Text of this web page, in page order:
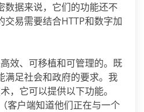
数据来说，它们的功能还不
易需要结合HTTP和数字加
效、可移植和可管理的。既
满足社会和政府的要求。我
，它可以提供以下功能。
客户端知道他们正在与一个